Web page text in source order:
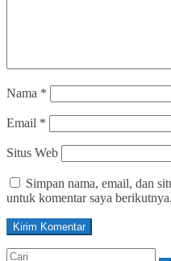
Nama *
Email *
Situs Web
Simpan nama, email, dan
untuk komentar saya berikutnya.